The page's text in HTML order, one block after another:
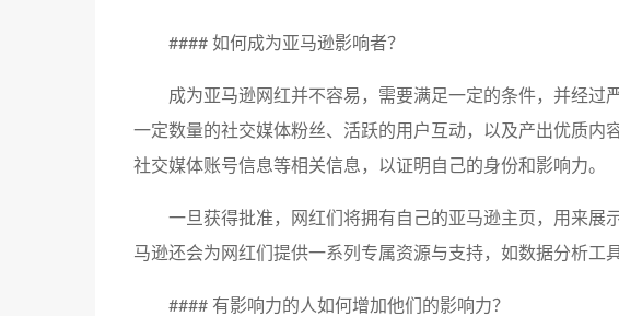
#### 如何成为亚马逊影响者？
成为亚马逊网红并不容易，需要满足一定的条件，并经过
一定数量的社交媒体粉丝、活跃的用户互动，以及产出优质内
社交媒体账号信息等相关信息，以证明自己的身份和影响力。
一旦获得批准，网红们将拥有自己的亚马逊主页，用来展
马逊还会为网红们提供一系列专属资源与支持，如数据分析工
#### 有影响力的人如何增加他们的影响力？